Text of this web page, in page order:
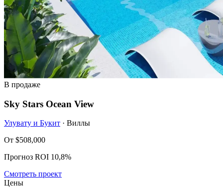
В продаже
Sky Stars Ocean View
Улувату и Букит · Виллы
От $508,000
Прогноз ROI 10,8%
Смотреть проект
Цены